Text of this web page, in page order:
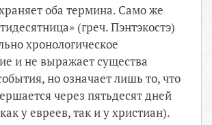
оба термина. Само же
(греч. Пэнтэкостэ)
хронологическое
и не выражает существа
но означает лишь то, что
через пятьдесят дней
у евреев, так и у христиан).